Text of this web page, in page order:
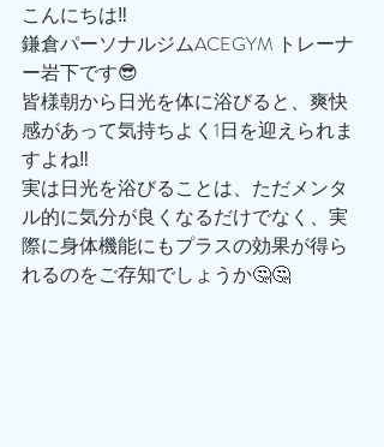
こんにちは‼️
鎌倉パーソナルジムACEGYM トレーナ
ー岩下です😎
皆様朝から日光を体に浴びると、爽快
感があって気持ちよく1日を迎えられま
すよね‼️
実は日光を浴びることは、ただメンタ
ル的に気分が良くなるだけでなく、実
際に身体機能にもプラスの効果が得ら
れるのをご存知でしょうか🤔🤔